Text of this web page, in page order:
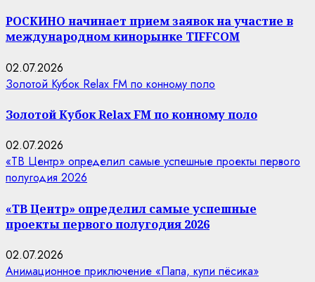
РОСКИНО начинает прием заявок на участие в
международном кинорынке TIFFCOM
02.07.2026
Золотой Кубок Relax FM по конному поло
Золотой Кубок Relax FM по конному поло
02.07.2026
«ТВ Центр» определил самые успешные проекты первого
полугодия 2026
«ТВ Центр» определил самые успешные
проекты первого полугодия 2026
02.07.2026
Анимационное приключение «Папа, купи пёсика»